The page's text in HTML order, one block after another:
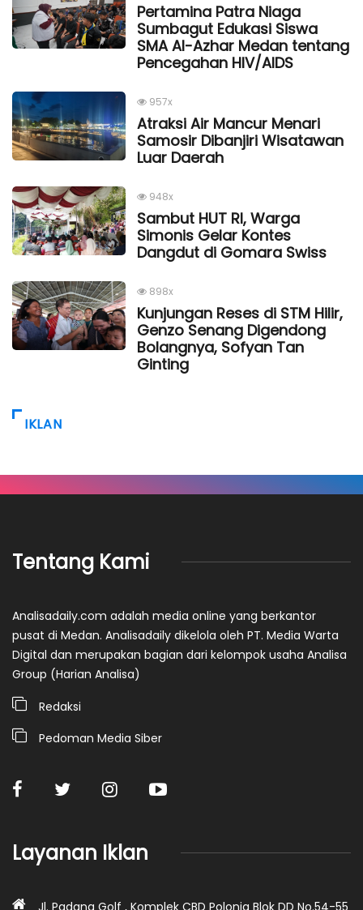
Pertamina Patra Niaga
Sumbagut Edukasi Siswa
SMA Al-Azhar Medan tentang
Pencegahan HIV/AIDS
957x
Atraksi Air Mancur Menari
Samosir Dibanjiri Wisatawan
Luar Daerah
948x
Sambut HUT RI, Warga
Simonis Gelar Kontes
Dangdut di Gomara Swiss
898x
Kunjungan Reses di STM Hilir,
Genzo Senang Digendong
Bolangnya, Sofyan Tan
Ginting
IKLAN
Tentang Kami
Analisadaily.com adalah media online yang berkantor
pusat di Medan. Analisadaily dikelola oleh PT. Media Warta
Digital dan merupakan bagian dari kelompok usaha Analisa
Group (Harian Analisa)
Redaksi
Pedoman Media Siber
Layanan Iklan
Jl. Padang Golf , Komplek CBD Polonia Blok DD No.54-55